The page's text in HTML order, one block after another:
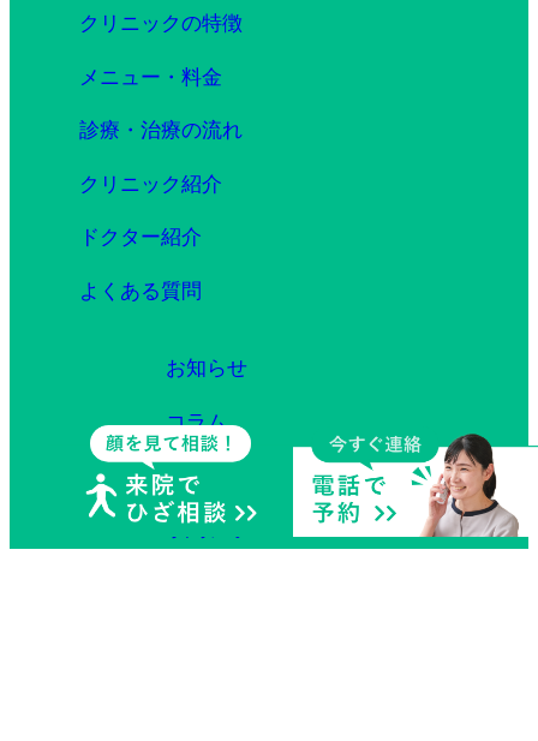
クリニックの特徴
メニュー・料金
診療・治療の流れ
クリニック紹介
ドクター紹介
よくある質問
お知らせ
コラム
症例
予約フォーム